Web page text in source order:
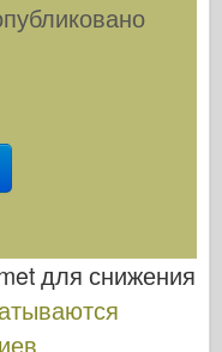
для снижения